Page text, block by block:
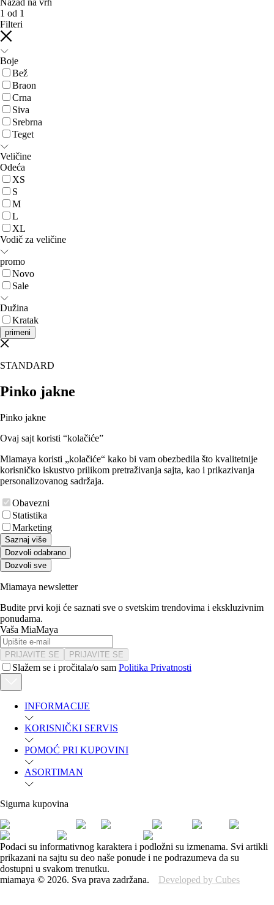
1 od 1
Filteri
Boje
Bež
Braon
Crna
Siva
Srebrna
Teget
Veličine
Odeća
XS
S
M
L
XL
Vodič za veličine
promo
Novo
Sale
Dužina
Kratak
primeni
STANDARD
Pinko jakne
Pinko jakne
Ovaj sajt koristi “kolačiće”
Miamaya koristi „kolačiće“ kako bi vam obezbedila što kvalitetnije
korisničko iskustvo prilikom pretraživanja sajta, kao i prikazivanja
personalizovanog sadržaja.
Obavezni
Statistika
Marketing
Saznaj više
Dozvoli odabrano
Dozvoli sve
Miamaya newsletter
Budite prvi koji će saznati sve o svetskim trendovima i ekskluzivnim
ponudama.
Vaša MiaMaya
PRIJAVITE SE PRIJAVITE SE
Slažem se i pročitala/o sam Politika Privatnosti
INFORMACIJE
KORISNIČKI SERVIS
POMOĆ PRI KUPOVINI
ASORTIMAN
Sigurna kupovina
Podaci su informativnog karaktera i podložni su izmenama. Svi artikli
prikazani na sajtu su deo naše ponude i ne podrazumeva da su
dostupni u svakom trenutku.
miamaya © 2026. Sva prava zadržana. Developed by Cubes